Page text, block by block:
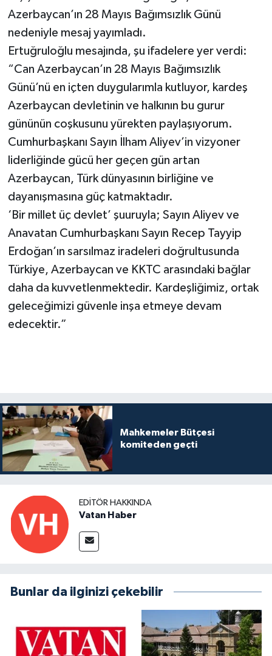
Azerbaycan’ın 28 Mayıs Bağımsızlık Günü
nedeniyle mesaj yayımladı.
Ertuğruloğlu mesajında, şu ifadelere yer verdi:
“Can Azerbaycan’ın 28 Mayıs Bağımsızlık
Günü’nü en içten duygularımla kutluyor, kardeş
Azerbaycan devletinin ve halkının bu gurur
gününün coşkusunu yürekten paylaşıyorum.
Cumhurbaşkanı Sayın İlham Aliyev’in vizyoner
liderliğinde gücü her geçen gün artan
Azerbaycan, Türk dünyasının birliğine ve
dayanışmasına güç katmaktadır.
‘Bir millet üç devlet’ şuuruyla; Sayın Aliyev ve
Anavatan Cumhurbaşkanı Sayın Recep Tayyip
Erdoğan’ın sarsılmaz iradeleri doğrultusunda
Türkiye, Azerbaycan ve KKTC arasındaki bağlar
daha da kuvvetlenmektedir. Kardeşliğimiz, ortak
geleceğimizi güvenle inşa etmeye devam
edecektir.”
Mahkemeler Bütçesi
komiteden geçti
EDITÖR HAKKINDA
Vatan Haber
Bunlar da ilginizi çekebilir